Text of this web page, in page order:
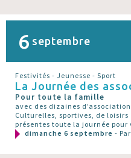
6 septembre
Festivités - Jeunesse - Sport
La Journée des
Pour toute la famille
avec des dizaines
Culturelles, sportives, de
présentes toute la journée pour
dimanche 6 septembre -